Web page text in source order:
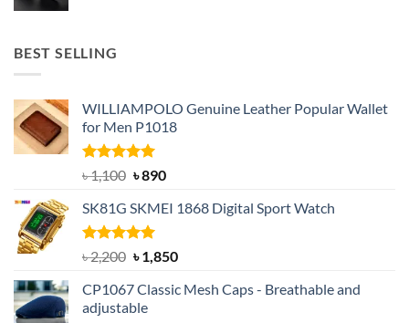
BEST SELLING
WILLIAMPOLO Genuine Leather Popular Wallet
for Men P1018
Rated5.00
out of 5
৳1,100 Original
was:
৳ 1,100.
৳890Current
is:
SK81G SKMEI 1868 Digital Sport Watch
Rated5.00
out of 5
৳2,200 Original
was:
৳ 2,200.
৳1,850Current
is:
CP1067 Classic Mesh Caps - Breathable and
adjustable